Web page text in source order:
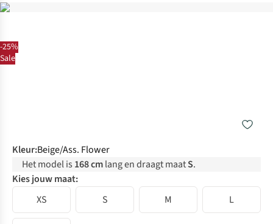
-25%
Sale
Kleur:Beige/Ass. Flower
Het model is 168 cmlang en draagt maatS.
Kies jouw maat:
XS
S M L